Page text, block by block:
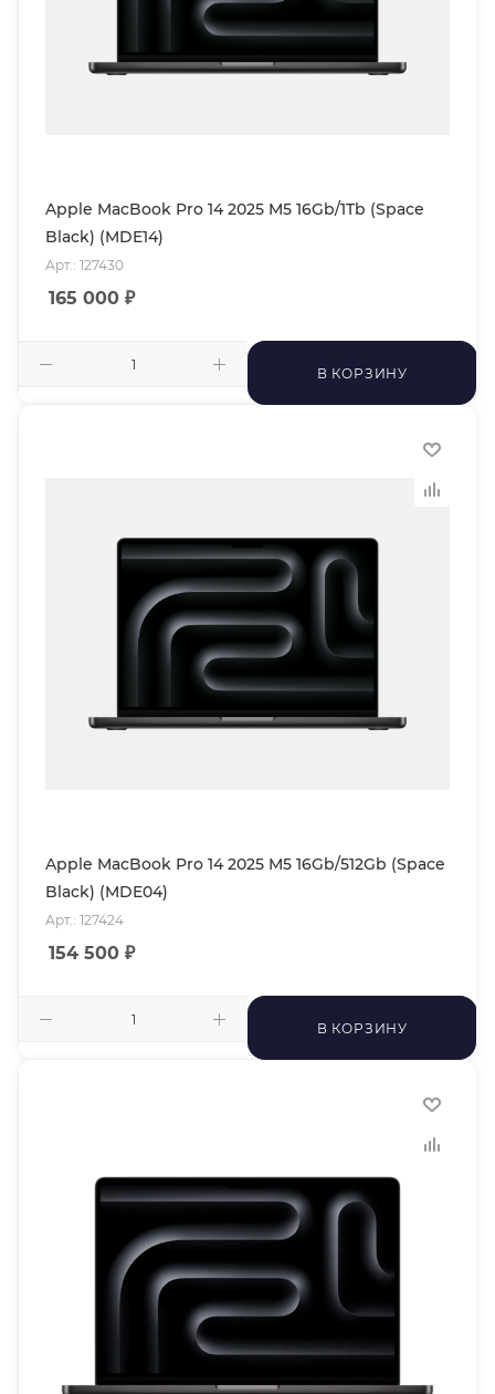
Apple MacBook Pro 14 2025 M5 16Gb/1Tb (Space
Black) (MDE14)
Арт.: 127430
165 000 ₽
В КОРЗИНУ
Apple MacBook Pro 14 2025 M5 16Gb/512Gb (Space
Black) (MDE04)
Арт.: 127424
154 500 ₽
В КОРЗИНУ